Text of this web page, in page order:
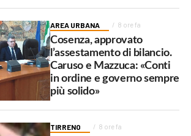
AREA URBANA 8 ore fa
Cosenza, approvato
l’assestamento di bilancio.
Caruso e Mazzuca: «Conti
in ordine e governo sempre
più solido»
TIRRENO 8 ore fa